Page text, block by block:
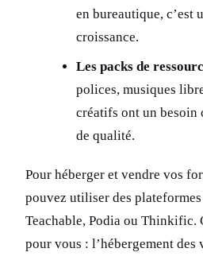
en bureautique, c’est
croissance.
Les packs de
polices, musiques
créatifs ont un besoin
de qualité.
Pour héberger et vendre vos
pouvez utiliser des
Teachable, Podia ou Thinkific.
pour vous : l’hébergement des